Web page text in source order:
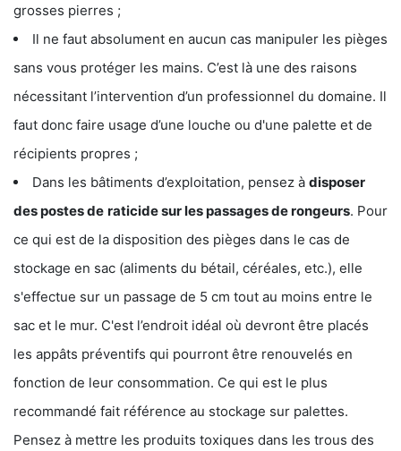
grosses pierres ;
Il ne faut absolument en aucun cas manipuler les pièges
sans vous protéger les mains. C’est là une des raisons
nécessitant l’intervention d’un professionnel du domaine. Il
faut donc faire usage d’une louche ou d'une palette et de
récipients propres ;
Dans les bâtiments d’exploitation, pensez à disposer
des postes de raticide sur les passages de rongeurs. Pour
ce qui est de la disposition des pièges dans le cas de
stockage en sac (aliments du bétail, céréales, etc.), elle
s'effectue sur un passage de 5 cm tout au moins entre le
sac et le mur. C'est l’endroit idéal où devront être placés
les appâts préventifs qui pourront être renouvelés en
fonction de leur consommation. Ce qui est le plus
recommandé fait référence au stockage sur palettes.
Pensez à mettre les produits toxiques dans les trous des